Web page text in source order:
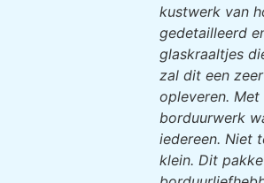
kustwerk van
gedetailleerd
glaskraaltjes
zal dit een
opleveren. Met
borduurwerk
iedereen. Niet
klein. Dit